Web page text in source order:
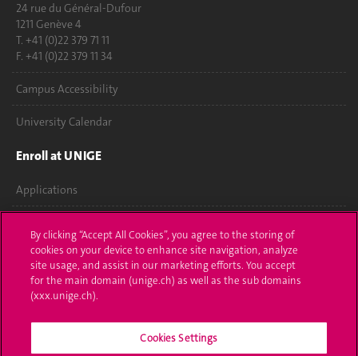
24 rue du Général-Dufour
1211 Genève 4
T. +41 (0)22 379 71 11
F. +41 (0)22 379 11 34
Campus Accessibility
University Calendar
Enroll at UNIGE
Applications
Ask a question
Contact
Media
By clicking “Accept All Cookies”, you agree to the storing of
cookies on your device to enhance site navigation, analyze
site usage, and assist in our marketing efforts. You accept
for the main domain (unige.ch) as well as the sub domains
(xxx.unige.ch).
Cookies Settings